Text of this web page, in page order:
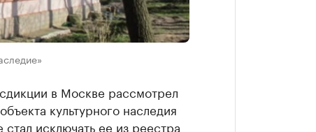
в Москве рассмотрел
культурного наследия
исключать ее из реестра